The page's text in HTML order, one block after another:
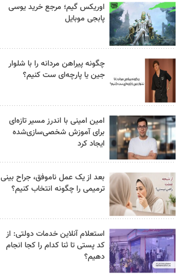
اوریکس گیم؛ مرجع خرید یوسی
پابجی موبایل
چگونه پیراهن مردانه را با شلوار
جین یا پارچه‌ای ست کنیم؟
امین امینی با اندرز مسیر تازه‌ای
برای آموزش شخصی‌سازی‌شده
ایجاد کرد
بعد از یک عمل ناموفق، جراح بینی
ترمیمی را چگونه انتخاب کنیم؟
استعلام آنلاین خدمات دولتی: از
کد پستی تا ثنا کدام را کجا انجام
دهیم؟